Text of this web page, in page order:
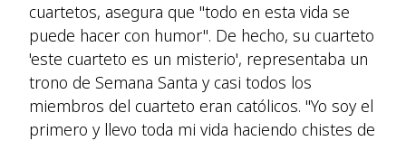
cuartetos, asegura que "todo en esta vida se
puede hacer con humor". De hecho, su cuarteto
'este cuarteto es un misterio', representaba un
trono de Semana Santa y casi todos los
miembros del cuarteto eran católicos. "Yo soy el
primero y llevo toda mi vida haciendo chistes de